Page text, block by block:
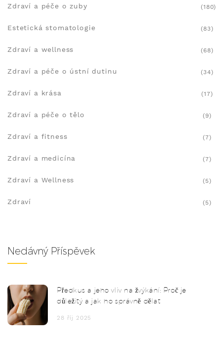
Zdraví a péče o zuby (180)
Estetická stomatologie (83)
Zdraví a wellness (68)
Zdraví a péče o ústní dutinu (34)
Zdraví a krása (17)
Zdraví a péče o tělo (9)
Zdraví a fitness (7)
Zdraví a medicína (7)
Zdraví a Wellness (5)
Zdraví (5)
Nedávný Příspěvek
Předkus a jeho vliv na žvýkání: Proč je
důležitý a jak ho správně dělat
28 říj 2025